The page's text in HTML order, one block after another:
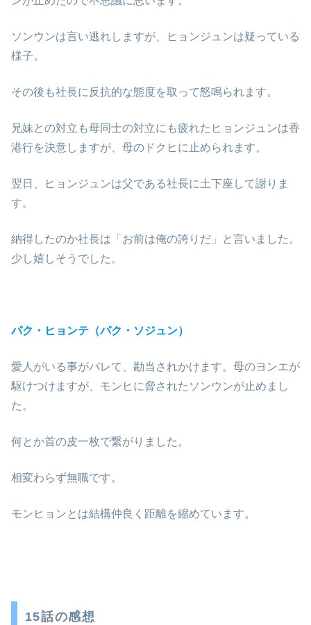
ソンウンは言い逃れしますが、ヒョンジュンは疑っている
様子。
その後も社長に反抗的な態度を取って怒鳴られます。
兄妹との対立も母同士の対立にも疲れたヒョンジュンは香
港行を決意しますが、母のドクヒに止められます。
翌日、ヒョンジュンは父である社長に土下座して謝りま
す。
納得したのか社長は「お前は俺の誇りだ」と言いました。
少し嬉しそうでした。
パク・ヒョンテ（パク・ソジュン）
愛人がいる事がバレて、勘当されかけます。母のヨンエが
駆けつけますが、モンヒに脅されたソンウンが止めまし
た。
何とか首の皮一枚で繋がりました。
相変わらず無職です。
モンヒョンとは結構仲良く距離を縮めています。
15話の感想